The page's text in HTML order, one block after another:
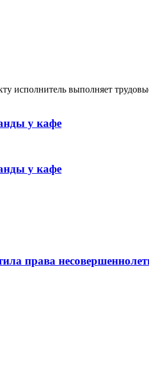
исполнитель выполняет
у кафе
у кафе
права